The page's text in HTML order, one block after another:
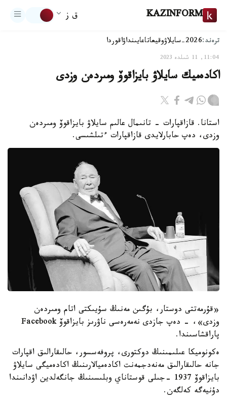
KAZINFORM ق ز
ترەند:2026-سايلاۋ وقيعاتاعايىنداۋاقوردا
11:04, 11 شىلدە 2023
اكادەميك سايلاۋ بايزاقوۆ ومىردەن وزدى
استانا. قازاقپارات - تانىمال عالىم سايلاۋ بايزاقوۆ ومىردەن
وزدى، دەپ حابارلايدى قازاقپارات ءتىلشىسى.
«قۇرمەتتى دوستار، بۇگىن مەنىڭ سۇيىكتى اتام ومىردەن
وزدى»، - دەپ جازدى نەمەرەسى ناۋرىز بايزاقوۆ Facebook
پاراقشاسىندا.
ەكونوميكا عىلىمىنىڭ دوكتورى، پروفەسسور، حالىقارالىق اقپارات
جانە حالىقارالىق مەنەدجمەنت اكادەميالارىنىڭ اكادەميگى سايلاۋ
بايزاقوۆ 1937 -جىلى قوستاناي وبلىسىنىڭ جانگەلدين اۋدانىندا
دۇنيەگە كەلگەن.